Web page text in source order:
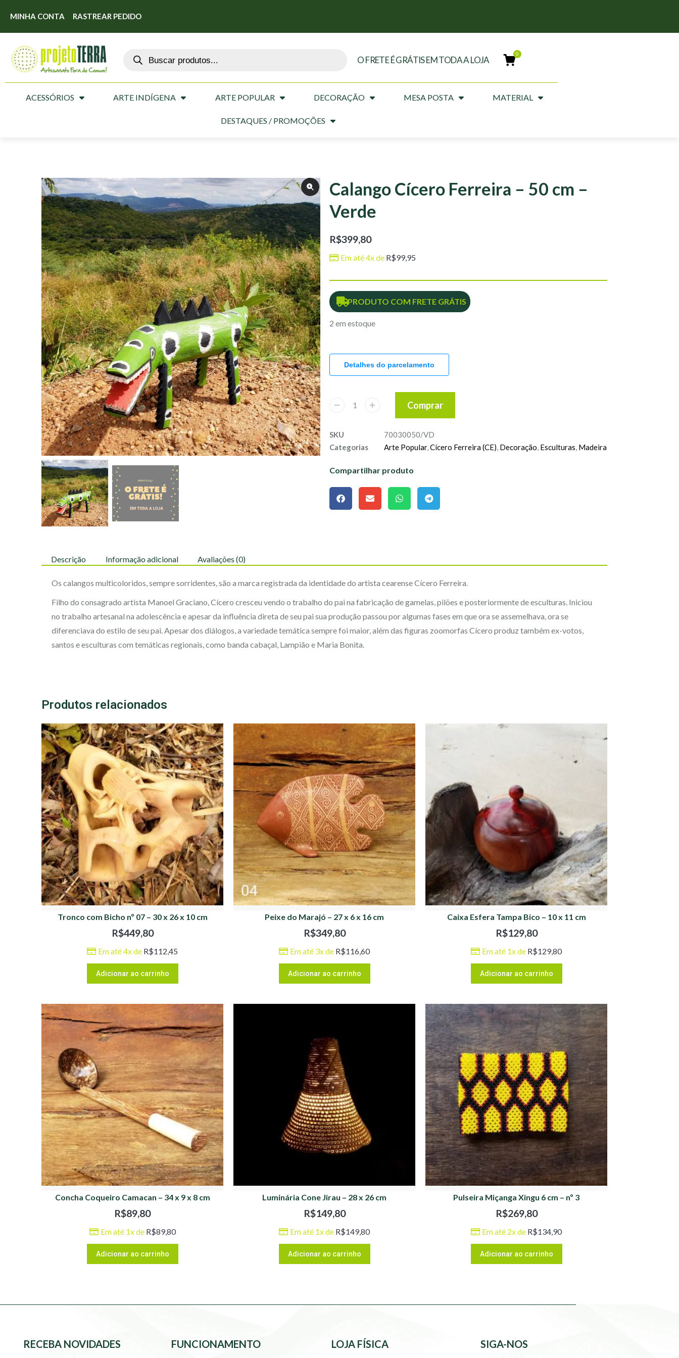
MINHA CONTA RASTREAR PEDIDO
O FRETE É GRÁTIS EM TODA A LOJA
ACESSÓRIOS ARTE INDÍGENA ARTE POPULAR DECORAÇÃO MESA POSTA MATERIAL
DESTAQUES / PROMOÇÕES
Calango Cícero Ferreira – 50 cm –
Verde
R$399,80
Em até 4x de R$99,95
PRODUTO COM FRETE GRÁTIS
2 em estoque
Detalhes do parcelamento
Comprar
SKU
70030050/VD
Categorias
Arte Popular,Cícero Ferreira (CE), Decoração, Esculturas, Madeira
Compartilhar produto
Descrição Informação adicional Avaliações (0)
Os calangos multicoloridos, sempre sorridentes, são a marca registrada da identidade do artista cearense Cícero Ferreira.
Filho do consagrado artista Manoel Graciano, Cícero cresceu vendo o trabalho do pai na fabricação de gamelas, pilões e posteriormente de esculturas. Iniciou
no trabalho artesanal na adolescência e apesar da influência direta de seu pai sua produção passou por algumas fases em que ora se assemelhava, ora se
diferenciava do estilo de seu pai. Apesar dos diálogos, a variedade temática sempre foi maior, além das figuras zoomorfas Cícero produz também ex-votos,
santos e esculturas com temáticas regionais, como banda cabaçal, Lampião e Maria Bonita.
Produtos relacionados
Tronco com Bicho nº 07 – 30 x 26 x 10 cm
R$449,80
Em até 4x de R$112,45
Adicionar ao carrinho
Peixe do Marajó – 27 x 6 x 16 cm
R$349,80
Em até 3x de R$116,60
Adicionar ao carrinho
Caixa Esfera Tampa Bico – 10 x 11 cm
R$129,80
Em até 1x de R$129,80
Adicionar ao carrinho
Concha Coqueiro Camacan – 34 x 9 x 8 cm
R$89,80
Em até 1x de R$89,80
Adicionar ao carrinho
Luminária Cone Jirau – 28 x 26 cm
R$149,80
Em até 1x de R$149,80
Adicionar ao carrinho
Pulseira Miçanga Xingu 6 cm – nº 3
R$269,80
Em até 2x de R$134,90
Adicionar ao carrinho
RECEBA NOVIDADES FUNCIONAMENTO LOJA FÍSICA SIGA-NOS